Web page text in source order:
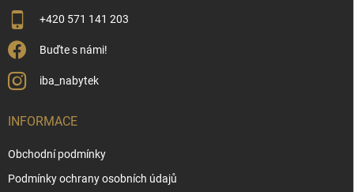
+420 571 141 203
Buďte s námi!
iba_nabytek
INFORMACE
Obchodní podmínky
Podmínky ochrany osobních údajů